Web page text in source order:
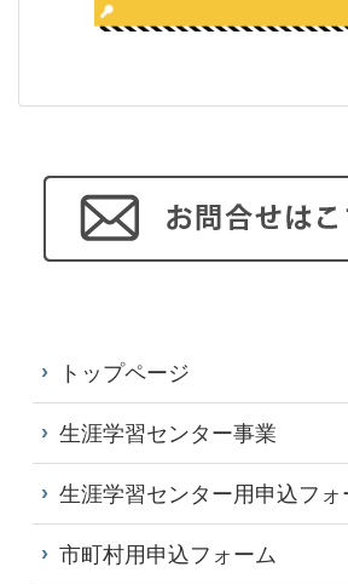
トップページ
生涯学習センター事業
生涯学習センター用申込フォ
市町村用申込フォーム